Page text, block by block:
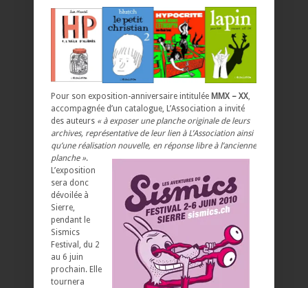
Pour son exposition-anniversaire intitulée MMX – XX,
accompagnée d’un catalogue, L’Association a invité
des auteurs « à exposer une planche originale de leurs
archives, représentative de leur lien à L’Association ainsi
qu’une réalisation nouvelle, en réponse libre à l’ancienne
planche ».
L’exposition
sera donc
dévoilée à
Sierre,
pendant le
Sismics
Festival, du 2
au 6 juin
prochain. Elle
tournera